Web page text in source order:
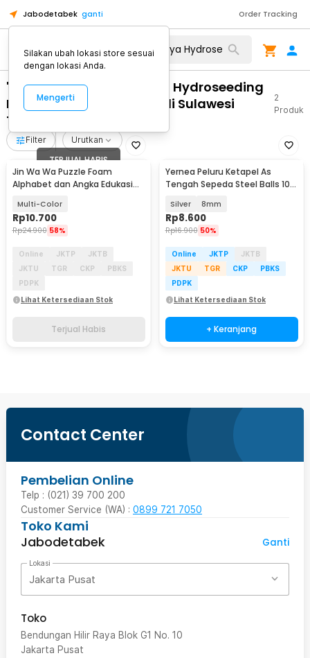
Jabodetabek ganti Order Tracking
"WA 0821 1305 0400 Biaya Hydroseeding
Lahan Tambang Morowali Sulawesi
Tengah"
2
Produk
Filter Urutkan
TERJUAL HABIS
Jin Wa Wa Puzzle Foam
Alphabet dan Angka Edukasi
Multi-Color
Rp10.700
Rp24.900 58%
Online JKTP
JKTB
JKTU
TGR CKP
PBKS
PDPK
Lihat Ketersediaan Stok
Terjual Habis
Yernea Peluru Ketapel As
Tengah Sepeda Steel Balls 100
Silver 8mm
Rp8.600
Rp16.900 50%
Online JKTP
JKTB
JKTU
TGR CKP
PBKS
PDPK
Lihat Ketersediaan Stok
+ Keranjang
Contact Center
Pembelian Online
Telp : (021) 39 700 200
Customer Service (WA) : 0899 721 7050
Toko Kami
Jabodetabek
Ganti
Lokasi
Jakarta Pusat
Toko
Bendungan Hilir Raya Blok G1 No. 10
Jakarta Pusat
Silakan ubah lokasi store sesuai
dengan lokasi Anda.
Mengerti